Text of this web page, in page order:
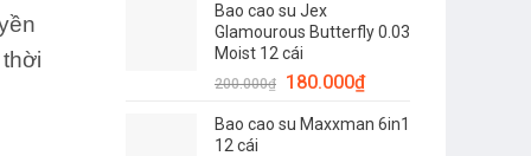
là:
140.000₫.là:
Bao cao su Jex
Glamourous Butterfly 0.03
Moist 12 cái
200.000₫
Giá
là:
180.000₫Giá
tại
Bao cao su Maxxman 6in1
12 cái